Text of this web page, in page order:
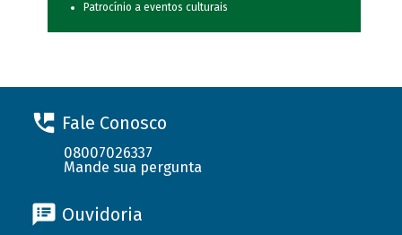
Patrocínio a eventos culturais
Fale Conosco
08007026337
Mande sua pergunta
Ouvidoria